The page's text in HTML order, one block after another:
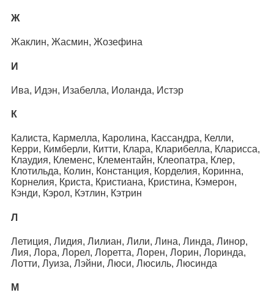
Ж
Жаклин, Жасмин, Жозефина
И
Ива, Идэн, Изабелла, Иоланда, Истэр
К
Калиста, Кармелла, Каролина, Кассандра, Келли,
Керри, Кимберли, Китти, Клара, Кларибелла, Кларисса,
Клаудия, Клеменс, Клементайн, Клеопатра, Клер,
Клотильда, Колин, Констанция, Корделия, Коринна,
Корнелия, Криста, Кристиана, Кристина, Кэмерон,
Кэнди, Кэрол, Кэтлин, Кэтрин
Л
Летиция, Лидия, Лилиан, Лили, Лина, Линда, Линор,
Лия, Лора, Лорел, Лоретта, Лорен, Лорин, Лоринда,
Лотти, Луиза, Лэйни, Люси, Люсиль, Люсинда
М